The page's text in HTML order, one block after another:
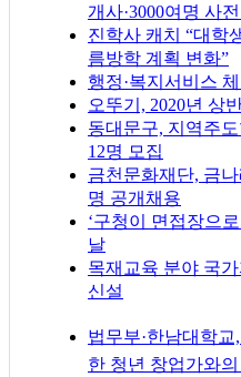
개사·3000여명 사
진학사 캐치 “대학
름방학 계획 변화”
행정·복지서비스
오뚜기, 2020년 상
동대문구, 지역주
12명 모집
금천문화재단, 금
명 공개채용
‘구청이 면접장으
날
목재교육 분야 국
신설
법무부·한남대학
한 청년 창업가와의